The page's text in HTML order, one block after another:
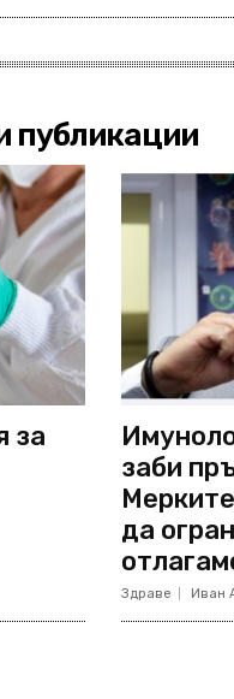
публикации
за
заби
да
Здраве Иван